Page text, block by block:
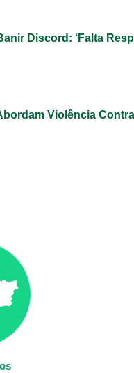
Discord: ‘Falta
Violência